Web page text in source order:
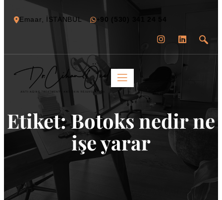
Emaar, İSTANBUL +90 (530) 341 24 54
Etiket:Botoks nedir ne
işe yarar